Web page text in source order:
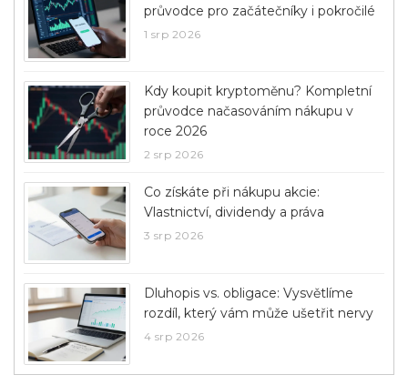
průvodce pro začátečníky i pokročilé
1 srp 2026
Kdy koupit kryptoměnu? Kompletní
průvodce načasováním nákupu v
roce 2026
2 srp 2026
Co získáte při nákupu akcie:
Vlastnictví, dividendy a práva
3 srp 2026
Dluhopis vs. obligace: Vysvětlíme
rozdíl, který vám může ušetřit nervy
4 srp 2026